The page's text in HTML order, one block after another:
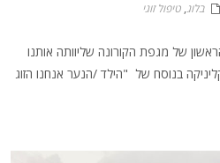
בלוג, טיפול זוגי
של מגפת הקורונה שליוותה אותנו
בנוסח של "הילד /הנער אנחנו הזוג